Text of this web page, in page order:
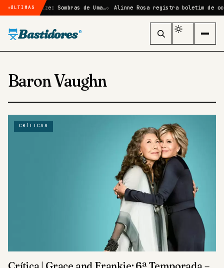
ÚLTIMAS
em Elize: Sombras de Uma… Alinne Rosa registra boletim de
Bastidores ®
Baron Vaughn
CRÍTICAS